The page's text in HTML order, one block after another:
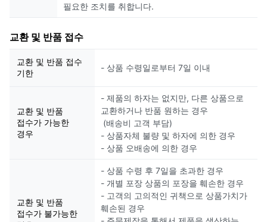
필요한 조치를 취합니다.
교환 및 반품 접수
교환 및 반품 접수
기한
- 상품 수령일로부터 7일 이내
교환 및 반품
접수가 가능한
경우
- 제품의 하자는 없지만, 다른 상품으로
교환하거나 반품 원하는 경우
(배송비 고객 부담)
- 상품자체 불량 및 하자에 의한 경우
- 상품 오배송에 의한 경우
교환 및 반품
접수가 불가능한
- 상품 수령 후 7일을 초과한 경우
- 개별 포장 상품의 포장을 훼손한 경우
- 고객의 고의적인 귀책으로 상품가치가
훼손된 경우